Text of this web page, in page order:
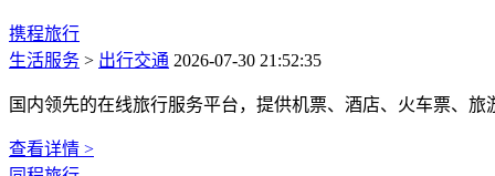
携程旅行
生活服务 > 出行交通 2026-07-30 21:52:35
国内领先的在线旅行服务平台，提供机票、酒店、火车票、旅
查看详情 >